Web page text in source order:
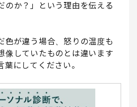
のか？」という理由を伝える
色が違う場合、怒りの温度も
像していたものとは違います
にしてください。